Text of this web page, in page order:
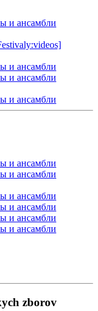
и ансамбли
и ансамбли
и ансамбли
и ансамбли
и ансамбли
и ансамбли
и ансамбли
и ансамбли
и ансамбли
и ансамбли
zborov